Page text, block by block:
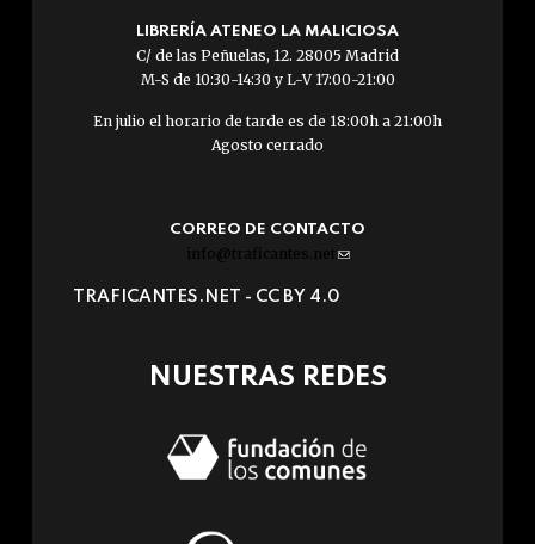
LIBRERÍA ATENEO LA MALICIOSA
C/ de las Peñuelas, 12. 28005 Madrid
M-S de 10:30-14:30 y L-V 17:00-21:00
En julio el horario de tarde es de 18:00h a 21:00h
Agosto cerrado
CORREO DE CONTACTO
info@traficantes.net (link
e-
TRAFICANTES.NET - CC BY 4.0
NUESTRAS REDES